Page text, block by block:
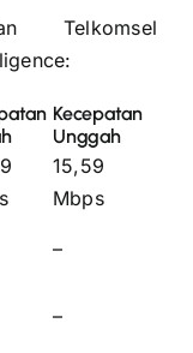
Telkomsel
Kecepatan
Unggah
15,59
Mbps
–
–